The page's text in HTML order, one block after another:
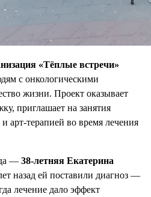
«Тёплые встречи»
с онкологическими
жизни. Проект оказывает
приглашает на занятия
арт-терапией во время лечения
— 38-летняя Екатерина
назад ей поставили диагноз —
лечение дало эффект